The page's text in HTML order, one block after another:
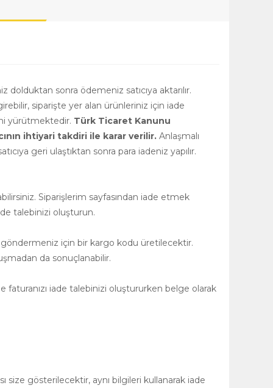
dolduktan sonra ödemeniz satıcıya aktarılır.
siparişte yer alan ürünleriniz için iade
yürütmektedir. Türk Ticaret Kanunu
ihtiyari takdiri ile karar verilir. Anlaşmalı
geri ulaştıktan sonra para iadeniz yapılır.
Siparişlerim sayfasından iade etmek
talebinizi oluşturun.
için bir kargo kodu üretilecektir.
da sonuçlanabilir.
faturanızı iade talebinizi oluştururken belge olarak
gösterilecektir, aynı bilgileri kullanarak iade